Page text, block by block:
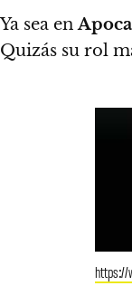
Ya sea en
Quizás su rol
https://